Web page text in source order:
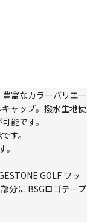
富なカラーバリエー
ャップ。撥水生地使
能です。
す。
GOLF ワッ
分に BSGロゴテープ